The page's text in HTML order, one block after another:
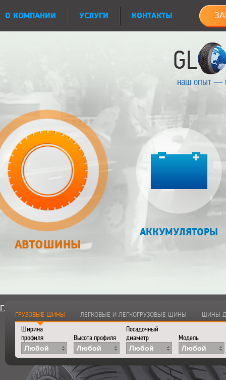
О КОМПАНИИ УСЛУГИ КОНТАКТЫ
наш опыт —
АВТОШИНЫ
АККУМУЛЯТОРЫ
Главная
ГРУЗОВЫЕ ШИНЫ ЛЕГКОВЫЕ И ЛЕГКОГРУЗОВЫЕ ШИНЫ ШИНЫ
Ширина
профиля
Любой
Высота профиля
Любой
Посадочный
диаметр
Любой
Модель
Любой